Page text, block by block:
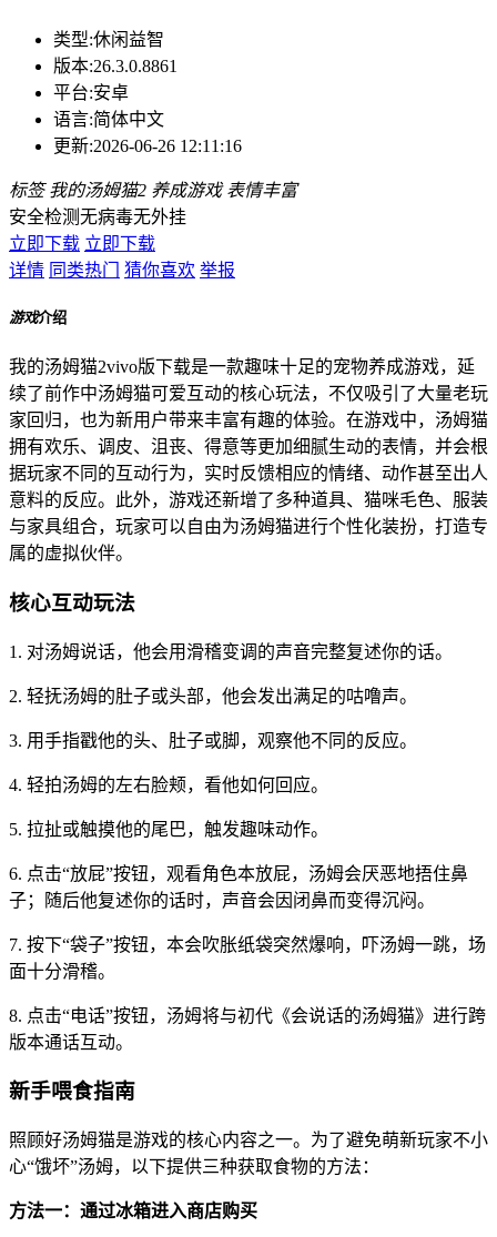
类型:休闲益智
版本:26.3.0.8861
平台:安卓
语言:简体中文
更新:2026-06-26 12:11:16
标签 我的汤姆猫2 养成游戏 表情丰富
安全检测无病毒无外挂
立即下载 立即下载
详情 同类热门 猜你喜欢 举报
游戏介绍
我的汤姆猫2vivo版下载是一款趣味十足的宠物养成游戏，延
续了前作中汤姆猫可爱互动的核心玩法，不仅吸引了大量老玩
家回归，也为新用户带来丰富有趣的体验。在游戏中，汤姆猫
拥有欢乐、调皮、沮丧、得意等更加细腻生动的表情，并会根
据玩家不同的互动行为，实时反馈相应的情绪、动作甚至出人
意料的反应。此外，游戏还新增了多种道具、猫咪毛色、服装
与家具组合，玩家可以自由为汤姆猫进行个性化装扮，打造专
属的虚拟伙伴。
核心互动玩法
1. 对汤姆说话，他会用滑稽变调的声音完整复述你的话。
2. 轻抚汤姆的肚子或头部，他会发出满足的咕噜声。
3. 用手指戳他的头、肚子或脚，观察他不同的反应。
4. 轻拍汤姆的左右脸颊，看他如何回应。
5. 拉扯或触摸他的尾巴，触发趣味动作。
6. 点击“放屁”按钮，观看角色本放屁，汤姆会厌恶地捂住鼻
子；随后他复述你的话时，声音会因闭鼻而变得沉闷。
7. 按下“袋子”按钮，本会吹胀纸袋突然爆响，吓汤姆一跳，场
面十分滑稽。
8. 点击“电话”按钮，汤姆将与初代《会说话的汤姆猫》进行跨
版本通话互动。
新手喂食指南
照顾好汤姆猫是游戏的核心内容之一。为了避免萌新玩家不小
心“饿坏”汤姆，以下提供三种获取食物的方法：
方法一：通过冰箱进入商店购买